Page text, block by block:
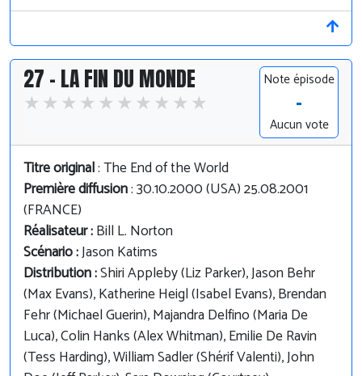
27 - LA FIN DU MONDE Note épisode
-
Aucun vote
Titre original: The End of the World
Première diffusion: 30.10.2000 (USA) 25.08.2001
(FRANCE)
Réalisateur :Bill L. Norton
Scénario :Jason Katims
Distribution :Shiri Appleby (Liz Parker), Jason Behr
(Max Evans), Katherine Heigl (Isabel Evans), Brendan
Fehr (Michael Guerin), Majandra Delfino (Maria De
Luca), Colin Hanks (Alex Whitman), Emilie De Ravin
(Tess Harding), William Sadler (Shérif Valenti), John